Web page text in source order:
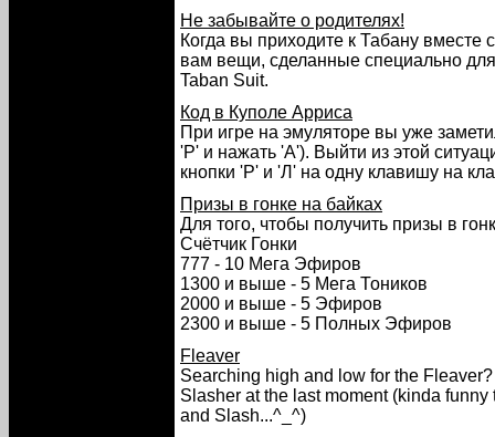
Не забывайте о родителях!
Когда вы приходите к Табану вместе
вам вещи, сделанные специально
Taban Suit.
Код в Куполе Арриса
При игре на эмуляторе вы уже
'Р' и нажать 'А'). Выйти из этой
кнопки 'Р' и 'Л' на одну клавишу на
Призы в гонке на байках
Для того, чтобы получить призы в
Счётчик Гонки
777 - 10 Мега Эфиров
1300 и выше - 5 Мега Тоников
2000 и выше - 5 Эфиров
2300 и выше - 5 Полных Эфиров
Fleaver
Searching high and low for the
Slasher at the last moment (kinda
and Slash...^_^)